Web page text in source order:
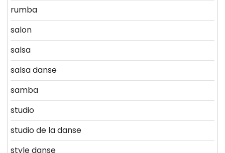
rumba
salon
salsa
salsa danse
samba
studio
studio de la danse
style danse